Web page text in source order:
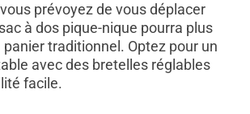
prévoyez de vous déplacer
à dos pique-nique pourra plus
panier traditionnel. Optez pour un
avec des bretelles réglables
facile.